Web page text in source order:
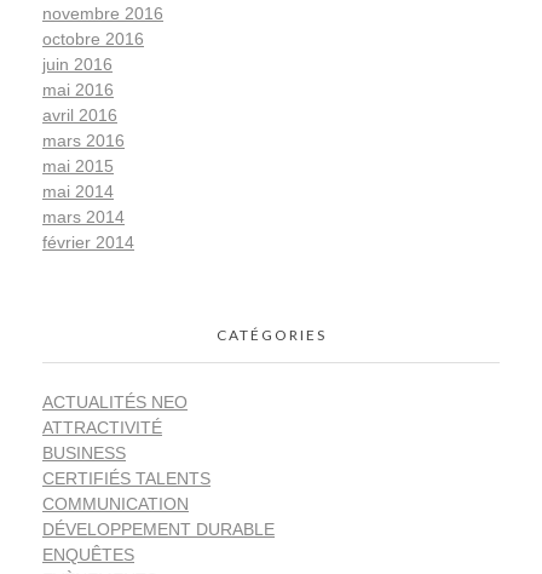
novembre 2016
octobre 2016
juin 2016
mai 2016
avril 2016
mars 2016
mai 2015
mai 2014
mars 2014
février 2014
CATÉGORIES
ACTUALITÉS NEO
ATTRACTIVITÉ
BUSINESS
CERTIFIÉS TALENTS
COMMUNICATION
DÉVELOPPEMENT DURABLE
ENQUÊTES